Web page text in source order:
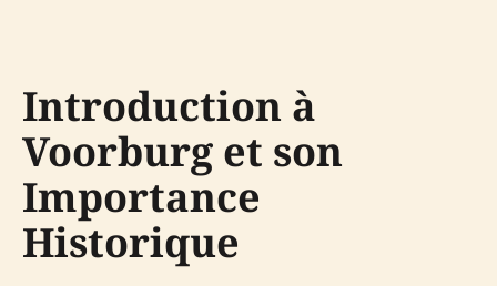
Introduction à
Voorburg et son
Importance
Historique